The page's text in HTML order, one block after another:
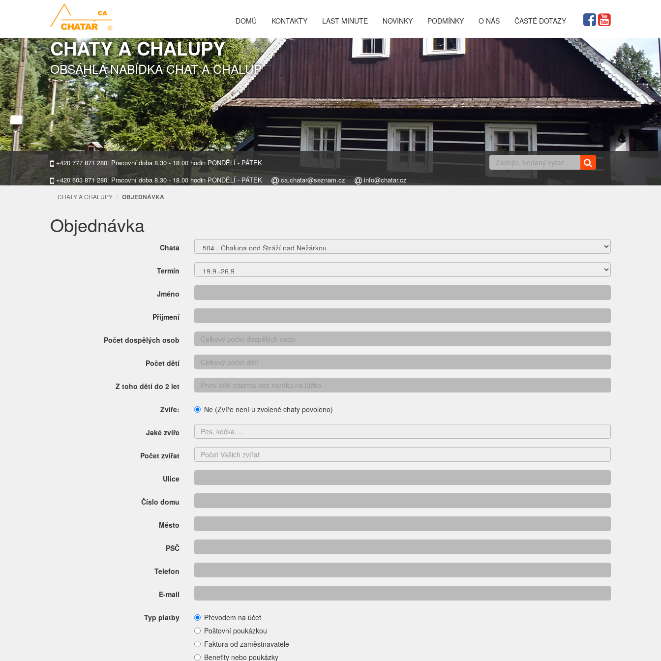
DOMŮ KONTAKTY LAST MINUTE NOVINKY PODMÍNKY O NÁS ČASTÉ DOTAZY
CHATY A CHALUPY
OBSÁHLÁ NABÍDKA CHAT A CHALUP
+420 777 871 280: Pracovní doba 8.30 - 18.00 hodin PONDĚLÍ - PÁTEK
+420 603 871 280: Pracovní doba 8.30 - 18.00 hodin PONDĚLÍ - PÁTEK
ca.chatar@seznam.cz info@chatar.cz
CHATY A CHALUPY OBJEDNÁVKA
Objednávka
Chata
Termín
Jméno
Příjmení
Počet dospělých osob
Počet dětí
Z toho dětí do 2 let
Zvíře: Ne (Zvíře není u zvolené chaty povoleno)
Jaké zvíře
Počet zvířat
Ulice
Číslo domu
Město
PSČ
Telefon
E-mail
Typ platby
Převodem na účet
Poštovní poukázkou
Faktura od zaměstnavatele
Benefity nebo poukázky